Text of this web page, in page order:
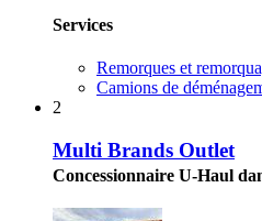
Services
Remorques et
Camions de
2
Multi Brands Outlet
Concessionnaire U-Haul